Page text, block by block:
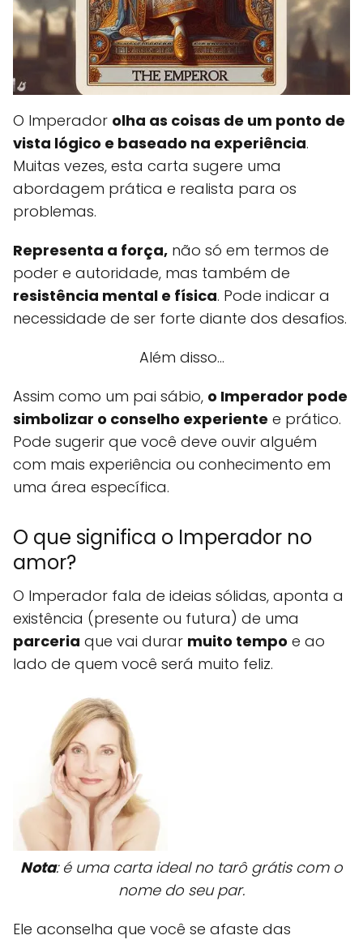
O Imperador olha as coisas de um ponto de
vista lógico e baseado na experiência.
Muitas vezes, esta carta sugere uma
abordagem prática e realista para os
problemas.
Representa a força, não só em termos de
poder e autoridade, mas também de
resistência mental e física. Pode indicar a
necessidade de ser forte diante dos desafios.
Além disso...
Assim como um pai sábio, o Imperador pode
simbolizar o conselho experiente e prático.
Pode sugerir que você deve ouvir alguém
com mais experiência ou conhecimento em
uma área específica.
O que significa o Imperador no
amor?
O Imperador fala de ideias sólidas, aponta a
existência (presente ou futura) de uma
parceria que vai durar muito tempo e ao
lado de quem você será muito feliz.
Nota: é uma carta ideal no tarô grátis com o
nome do seu par.
Ele aconselha que você se afaste das